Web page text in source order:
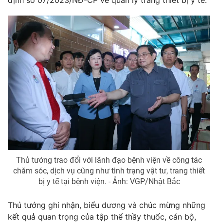
Thủ tướng trao đổi với lãnh đạo bệnh viện về công tác
chăm sóc, dịch vụ cũng như tình trạng vật tư, trang thiết
bị y tế tại bệnh viện. - Ảnh: VGP/Nhật Bắc
Thủ tướng ghi nhận, biểu dương và chúc mừng những
kết quả quan trọng của tập thể thầy thuốc, cán bộ,